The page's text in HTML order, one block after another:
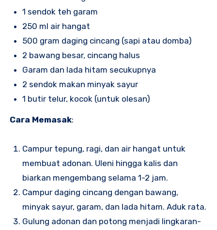
1 sendok teh garam
250 ml air hangat
500 gram daging cincang (sapi atau domba)
2 bawang besar, cincang halus
Garam dan lada hitam secukupnya
2 sendok makan minyak sayur
1 butir telur, kocok (untuk olesan)
Cara Memasak:
Campur tepung, ragi, dan air hangat untuk
membuat adonan. Uleni hingga kalis dan
biarkan mengembang selama 1-2 jam.
Campur daging cincang dengan bawang,
minyak sayur, garam, dan lada hitam. Aduk rata.
Gulung adonan dan potong menjadi lingkaran-